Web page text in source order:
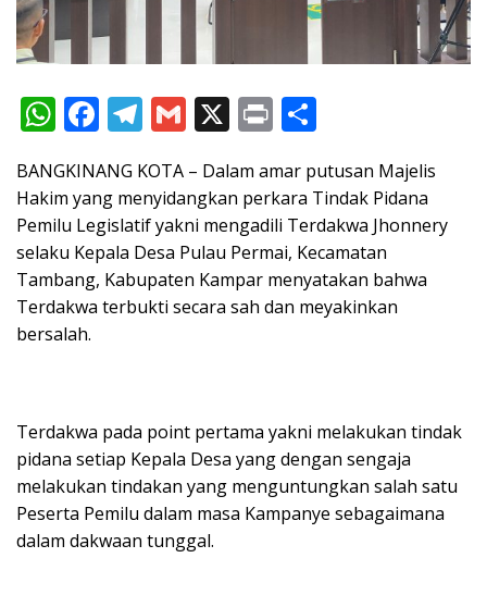
W
h
at
s
A
p
p
F
ac
e
b
o
o
k
T
el
e
gr
a
m
G
m
ai
l
X Pr
in
t ar
e
BANGKINANG KOTA – Dalam amar putusan Majelis
Hakim yang menyidangkan perkara Tindak Pidana
Pemilu Legislatif yakni mengadili Terdakwa Jhonnery
selaku Kepala Desa Pulau Permai, Kecamatan
Tambang, Kabupaten Kampar menyatakan bahwa
Terdakwa terbukti secara sah dan meyakinkan
bersalah.
Terdakwa pada point pertama yakni melakukan tindak
pidana setiap Kepala Desa yang dengan sengaja
melakukan tindakan yang menguntungkan salah satu
Peserta Pemilu dalam masa Kampanye sebagaimana
dalam dakwaan tunggal.